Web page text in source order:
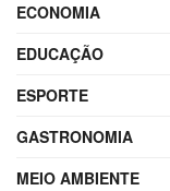
ECONOMIA
EDUCAÇÃO
ESPORTE
GASTRONOMIA
MEIO AMBIENTE